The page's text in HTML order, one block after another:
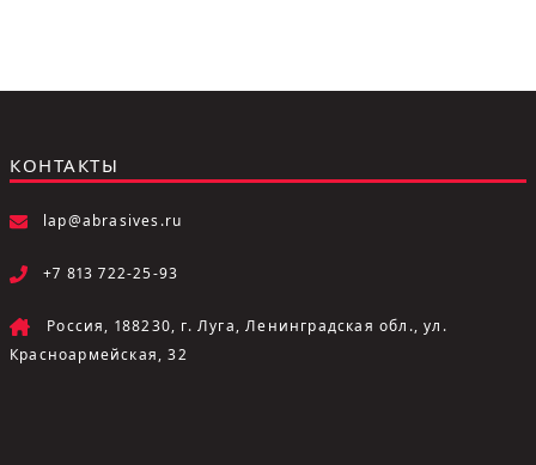
КОНТАКТЫ
lap@abrasives.ru
+7 813 722-25-93
Россия, 188230, г. Луга, Ленинградская обл., ул.
Красноармейская, 32